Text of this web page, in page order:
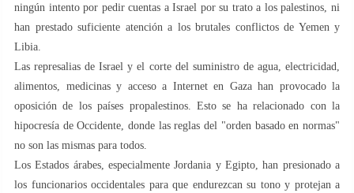
ningún intento por pedir cuentas a Israel por su trato a los palestinos, ni
han prestado suficiente atención a los brutales conflictos de Yemen y
Libia.
Las represalias de Israel y el corte del suministro de agua, electricidad,
alimentos, medicinas y acceso a Internet en Gaza han provocado la
oposición de los países propalestinos. Esto se ha relacionado con la
hipocresía de Occidente, donde las reglas del "orden basado en normas"
no son las mismas para todos.
Los Estados árabes, especialmente Jordania y Egipto, han presionado a
los funcionarios occidentales para que endurezcan su tono y protejan a